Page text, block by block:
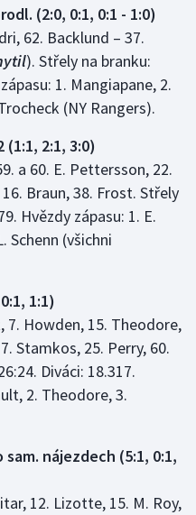
(2:0, 0:1, 0:1 - 1:0)
62. Backlund – 37.
). Střely na branku:
1. Mangiapane, 2.
(NY Rangers).
2:1, 3:0)
a 60. E. Pettersson, 22.
Braun, 38. Frost. Střely
Hvězdy zápasu: 1. E.
Schenn (všichni
1:1)
7. Howden, 15. Theodore,
Stamkos, 25. Perry, 60.
Diváci: 18.317.
2. Theodore, 3.
nájezdech (5:1, 0:1,
12. Lizotte, 15. M. Roy,